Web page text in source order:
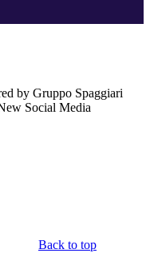
by Gruppo Spaggiari
Social Media
Back to top